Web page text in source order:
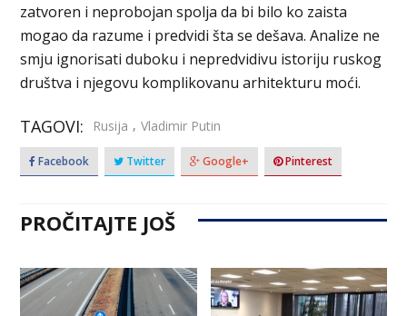
zatvoren i neprobojan spolja da bi bilo ko zaista
mogao da razume i predvidi šta se dešava. Analize ne
smju ignorisati duboku i nepredvidivu istoriju ruskog
društva i njegovu komplikovanu arhitekturu moći.
TAGOVI: Rusija , Vladimir Putin
Facebook Twitter Google+ Pinterest
PROČITAJTE JOŠ